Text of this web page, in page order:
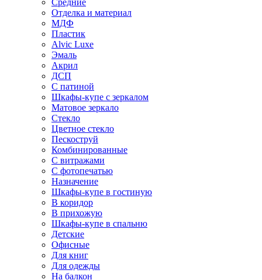
Средние
Отделка и материал
МДФ
Пластик
Alvic Luxe
Эмаль
Акрил
ДСП
С патиной
Шкафы-купе с зеркалом
Матовое зеркало
Стекло
Цветное стекло
Пескоструй
Комбинированные
С витражами
С фотопечатью
Назначение
Шкафы-купе в гостиную
В коридор
В прихожую
Шкафы-купе в спальню
Детские
Офисные
Для книг
Для одежды
На балкон